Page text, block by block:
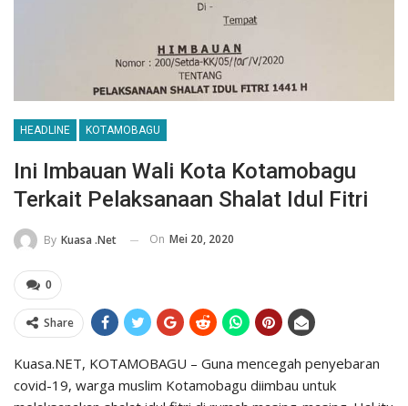
HEADLINE KOTAMOBAGU
Ini Imbauan Wali Kota Kotamobagu
Terkait Pelaksanaan Shalat Idul Fitri
By Kuasa .net On Mei 20, 2020
0
Share
Kuasa.NET, KOTAMOBAGU – Guna mencegah penyebaran
covid-19, warga muslim Kotamobagu diimbau untuk